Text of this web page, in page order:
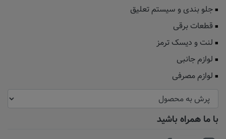
جلو بندی و سیستم تعلیق
قطعات برقی
لنت و دیسک ترمز
لوازم جانبی
لوازم مصرفی
با ما همراه باشید